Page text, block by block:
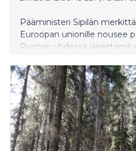
Pääministeri Sipilän
Euroopan unionille nousee
Ruotsin yhdessä järjestämä
Decision Makers) tänään
metsätalousministeri Jari
ehdotuksen
aluksi, keskiviikkoiltana
pidettävässä
Leppä ovat jo keskustelleet
ilmastoavauksesta EU-